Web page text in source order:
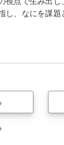
し、なにを課